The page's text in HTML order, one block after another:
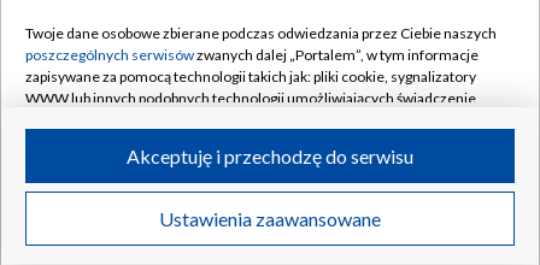
Rada Programowa
System NOS
Informacje o nadawcy
Program dla prasy
Ogłoszenie przetargowe
Kontakt
Kanały
©2026 Telewizja Polska S.A. w likwidacji
Twoje dane osobowe zbierane podczas odwiedzania przez Ciebie naszych
poszczególnych serwisówzwanych dalej „Portalem”, w tym informacje
zapisywane za pomocą technologii takich jak: pliki cookie, sygnalizatory
WWW lub innych podobnych technologii umożliwiających świadczenie
ruchu w Internecie.
Twoje dane osobowe zbierane podczas odwiedzania przez Ciebie
poszczególnych serwisówna Portalu, takie jak adresy IP, identyfikatory
Ustawienia zaawansowane
Akceptuję i przechodzę do serwisu